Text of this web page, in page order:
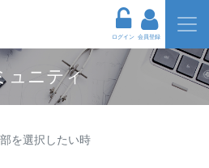
ログイン 会員登録
ュニティ
を選択したい時